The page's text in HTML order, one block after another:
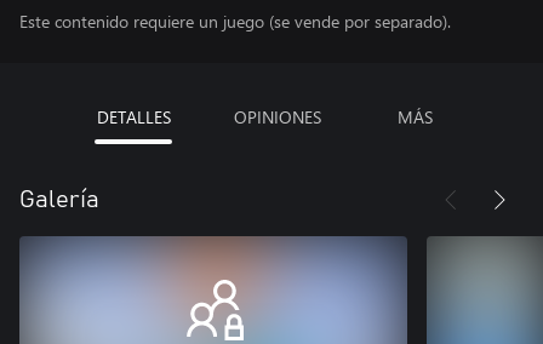
Este contenido requiere un juego (se vende por separado).
DETALLES OPINIONES MÁS
Galería